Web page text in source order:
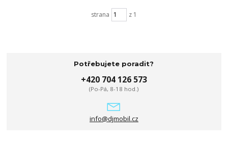
strana z 1
Potřebujete poradit?
+420 704 126 573
(Po-Pá, 8-18 hod.)
info@djmobil.cz